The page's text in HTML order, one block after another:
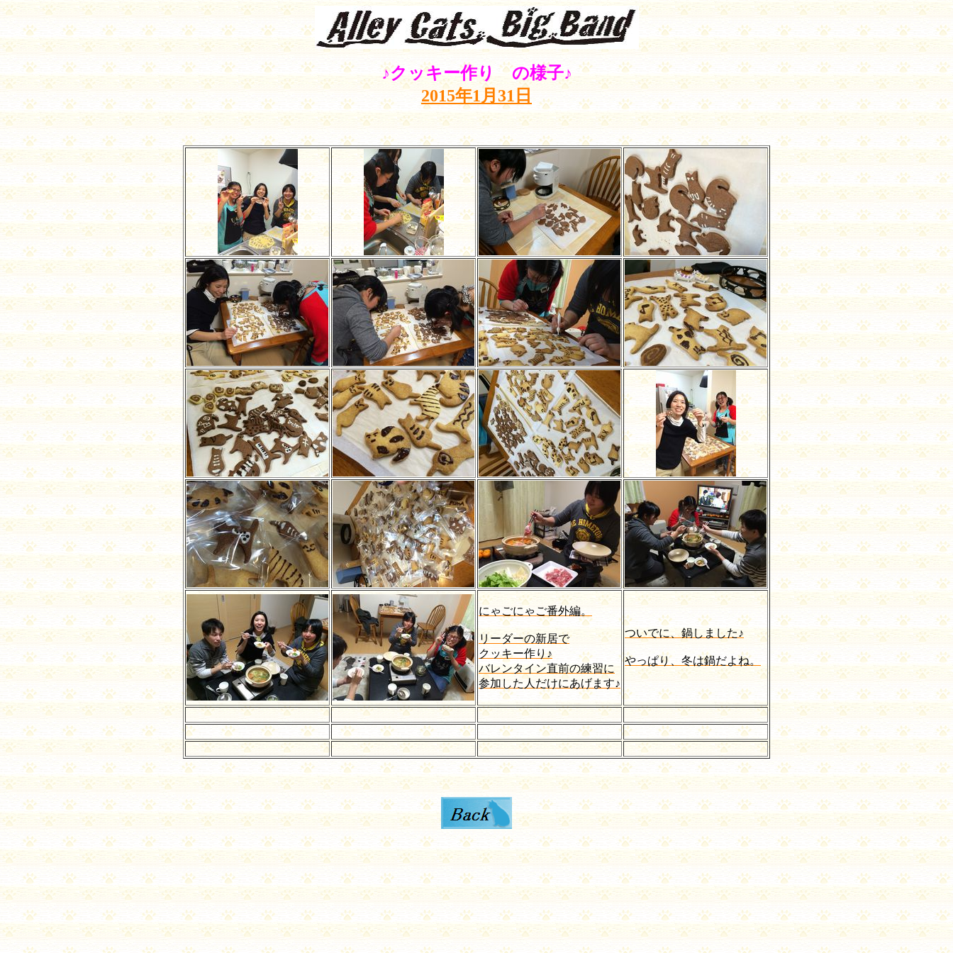
♪クッキー作り の様子♪
2015年1月31日
にゃごにゃご番外編。
リーダーの新居で
クッキー作り♪
バレンタイン直前の練習に
参加した人だけにあげます♪
ついでに、鍋しました♪
やっぱり、冬は鍋だよね。